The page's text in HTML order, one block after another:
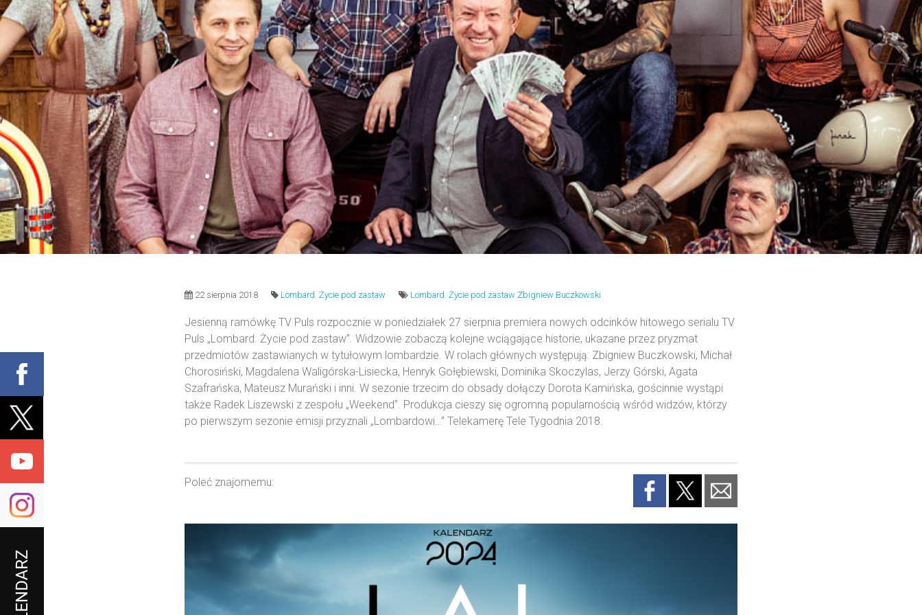
22 sierpnia 2018 Lombard. Życie pod zastaw Lombard. Życie pod zastaw Zbigniew Buczkowski
Jesienną ramówkę TV Puls rozpocznie w poniedziałek 27 sierpnia premiera nowych odcinków hitowego serialu TV
Puls „Lombard. Życie pod zastaw”. Widzowie zobaczą kolejne wciągające historie, ukazane przez pryzmat
przedmiotów zastawianych w tytułowym lombardzie. W rolach głównych występują: Zbigniew Buczkowski, Michał
Chorosiński, Magdalena Waligórska-Lisiecka, Henryk Gołębiewski, Dominika Skoczylas, Jerzy Górski, Agata
Szafrańska, Mateusz Murański i inni. W sezonie trzecim do obsady dołączy Dorota Kamińska, gościnnie wystąpi
także Radek Liszewski z zespołu „Weekend”. Produkcja cieszy się ogromną popularnością wśród widzów, którzy
po pierwszym sezonie emisji przyznali „Lombardowi…” Telekamerę Tele Tygodnia 2018.
Poleć znajomemu: